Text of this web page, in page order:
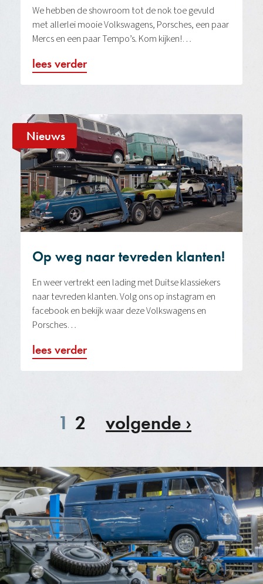
We hebben de showroom tot de nok toe gevuld
met allerlei mooie Volkswagens, Porsches, een paar
Mercs en een paar Tempo’s. Kom kijken!…
lees verder
Nieuws
Op weg naar tevreden klanten!
En weer vertrekt een lading met Duitse klassiekers
naar tevreden klanten. Volg ons op instagram en
facebook en bekijk waar deze Volkswagens en
Porsches…
lees verder
1 2 volgende ›